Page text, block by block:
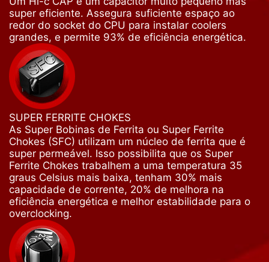
super eficiente. Assegura suficiente espaço ao
redor do socket do CPU para instalar coolers
grandes, e permite 93% de eficiência energética.
SUPER FERRITE CHOKES
As Super Bobinas de Ferrita ou Super Ferrite
Chokes (SFC) utilizam um núcleo de ferrita que é
super permeável. Isso possibilita que os Super
Ferrite Chokes trabalhem a uma temperatura 35
graus Celsius mais baixa, tenham 30% mais
capacidade de corrente, 20% de melhora na
eficiência energética e melhor estabilidade para o
overclocking.